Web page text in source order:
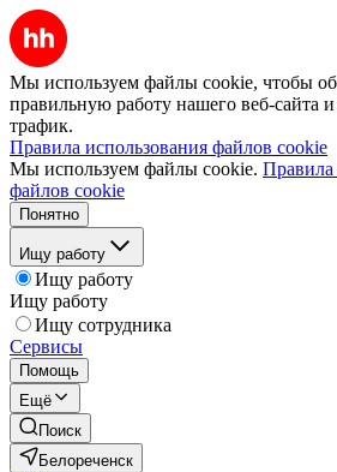
Мы используем файлы cookie, чтобы
правильную работу нашего веб-сайта и
трафик.
Правила использования файлов cookie
Мы используем файлы cookie. Правила
файлов cookie
Понятно
Ищу работу
Ищу работу
Ищу работу
Ищу сотрудника
Сервисы
Помощь
Ещё
Поиск
Белореченск